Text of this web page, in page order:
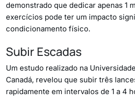
demonstrado que dedicar apenas 1
exercícios pode ter um impacto
condicionamento físico.
Subir Escadas
Um estudo realizado na
Canadá, revelou que subir três
rapidamente em intervalos de 1 a 4